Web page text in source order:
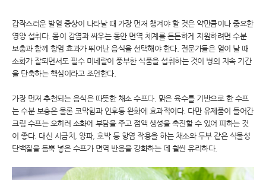
갑작스러운 발열 증상이 나타날 때 가장 먼저 챙겨야 할 것은 약만큼이나 중요한
영양 섭취다. 몸이 감염과 싸우는 동안 면역 체계를 든든하게 지원하려면 수분
보충과 함께 항염 효과가 뛰어난 음식을 선택해야 한다. 전문가들은 열이 날 때
소화가 잘되면서도 필수 미네랄이 풍부한 식품을 섭취하는 것이 병의 지속 기간
을 단축하는 핵심이라고 조언한다.
가장 먼저 추천되는 음식은 따뜻한 채소 수프다. 맑은 육수를 기반으로 한 수프
는 수분 보충은 물론 코막힘과 인후통 완화에 효과적이다. 다만 유제품이 들어간
크림 수프는 오히려 소화에 부담을 주고 점액 생성을 촉진할 수 있어 피하는 것
이 좋다. 대신 시금치, 양파, 호박 등 항염 작용을 하는 채소와 두부 같은 식물성
단백질을 듬뿍 넣은 수프가 면역 반응을 강화하는 데 훨씬 유리하다.